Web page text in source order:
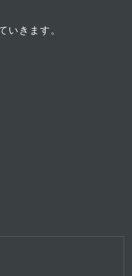
きます。